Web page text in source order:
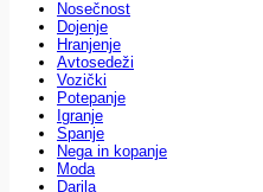
Nosečnost
Dojenje
Hranjenje
Avtosedeži
Vozički
Potepanje
Igranje
Spanje
Nega in kopanje
Moda
Darila